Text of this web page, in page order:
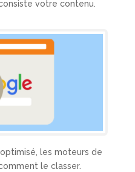
votre contenu.
les moteurs de
le classer.